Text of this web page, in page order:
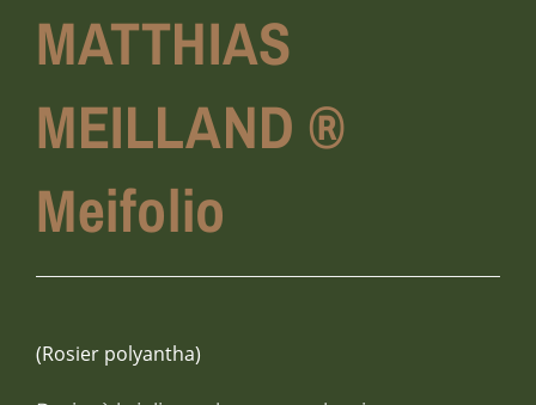
MATTHIAS
MEILLAND ®
Meifolio
(Rosier polyantha)